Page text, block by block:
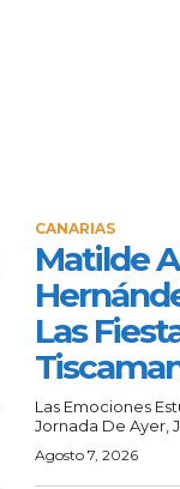
CANARIAS
Matilde
Las
Las Emociones
Jornada De Ayer,
Agosto 7, 2026